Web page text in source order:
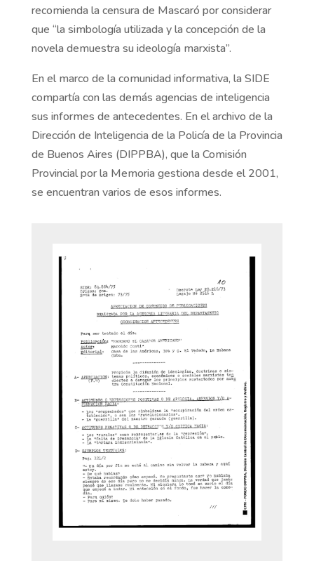
recomienda la censura de Mascaró por considerar
que “la simbología utilizada y la concepción de la
novela demuestra su ideología marxista”.
En el marco de la comunidad informativa, la SIDE
compartía con las demás agencias de inteligencia
sus informes de antecedentes. En el archivo de la
Dirección de Inteligencia de la Policía de la Provincia
de Buenos Aires (DIPPBA), que la Comisión
Provincial por la Memoria gestiona desde el 2001,
se encuentran varios de esos informes.